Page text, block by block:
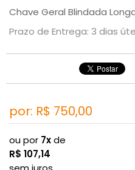
Chave Geral Blindada
Prazo de Entrega: 3 dias
por: R$ 750,00
ou por 7xde
R$ 107,14